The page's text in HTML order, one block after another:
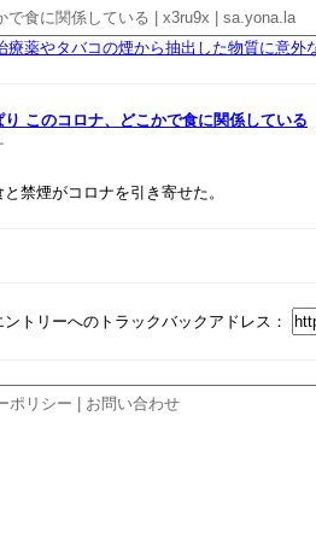
で食に関係している x3ru9x
sa.yona.la
療薬やタバコの煙から抽出した物質に意外
り このコロナ、どこかで食に関係している
禁煙がコロナを引き寄せた。
ントリーへのトラックバックアドレス：
ポリシー お問い合わせ